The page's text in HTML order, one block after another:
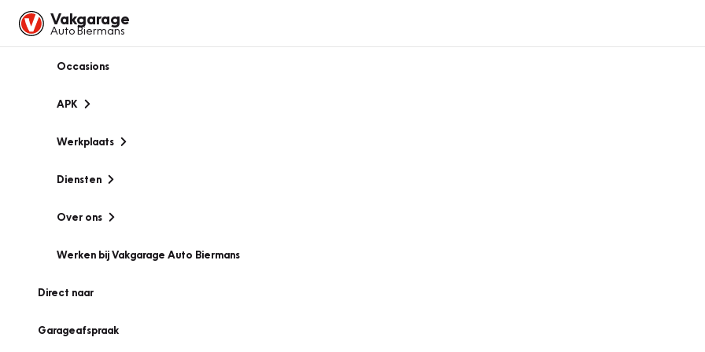
Vakgarage
Auto Biermans
Occasions
APK
Werkplaats
Diensten
Over ons
Werken bij Vakgarage Auto Biermans
Direct naar
Garageafspraak